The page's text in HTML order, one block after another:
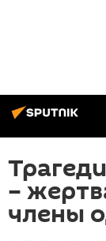
–
члены